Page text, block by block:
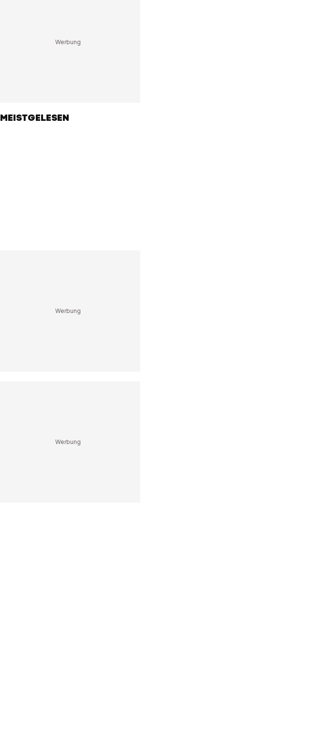
MEISTGELESEN